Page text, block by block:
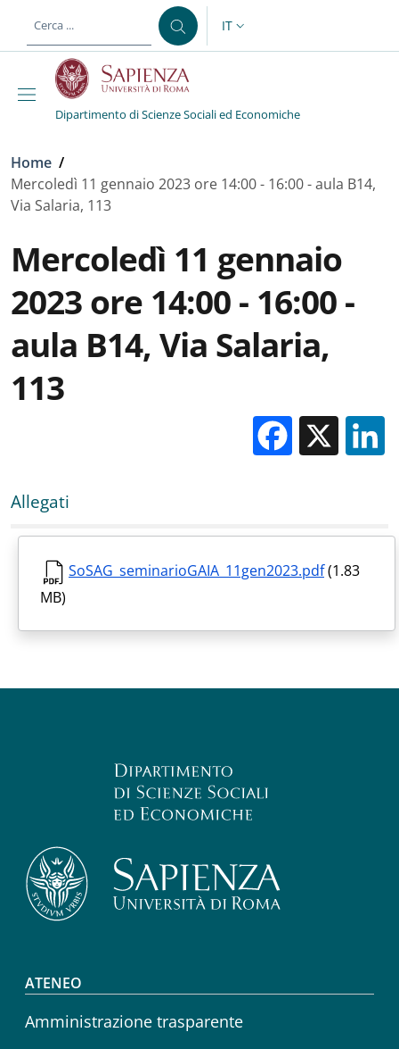
al contenuto principale
SELETTORE LINGUA:
IT
Dipartimento di Scienze Sociali ed Economiche
Briciole di pane
Home /
Mercoledì 11 gennaio 2023 ore 14:00 - 16:00 - aula B14,
Via Salaria, 113
Mercoledì 11 gennaio
2023 ore 14:00 - 16:00 -
aula B14, Via Salaria,
113
X
Allegati
SoSAG_seminarioGAIA_11gen2023.pdf(1.83
MB)
Footer menu
ATENEO
Amministrazione trasparente